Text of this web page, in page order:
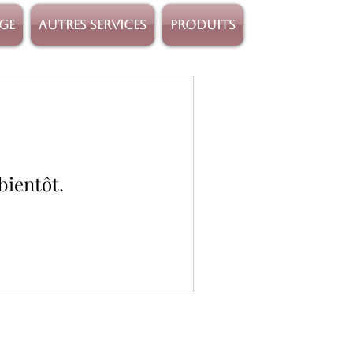
Autres services Produits